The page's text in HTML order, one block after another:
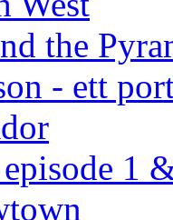
the
- ett
1